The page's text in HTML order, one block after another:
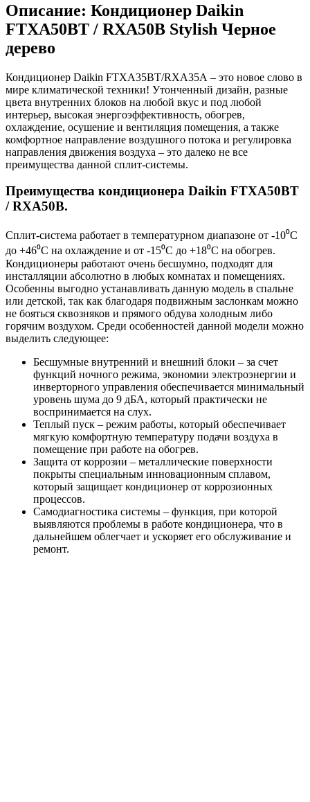
Описание: Кондиционер Daikin
FTXA50BT / RXA50B Stylish Черное
дерево
Кондиционер Daikin FTXA35BT/RXA35A – это новое слово в
мире климатической техники! Утонченный дизайн, разные
цвета внутренних блоков на любой вкус и под любой
интерьер, высокая энергоэффективность, обогрев,
охлаждение, осушение и вентиляция помещения, а также
комфортное направление воздушного потока и регулировка
направления движения воздуха – это далеко не все
преимущества данной сплит-системы.
Преимущества кондиционера Daikin FTXA50BT
/ RXA50B.
Сплит-система работает в температурном диапазоне от -10⁰С
до +46⁰С на охлаждение и от -15⁰С до +18⁰С на обогрев.
Кондиционеры работают очень бесшумно, подходят для
инсталляции абсолютно в любых комнатах и помещениях.
Особенны выгодно устанавливать данную модель в спальне
или детской, так как благодаря подвижным заслонкам можно
не бояться сквозняков и прямого обдува холодным либо
горячим воздухом. Среди особенностей данной модели можно
выделить следующее:
Бесшумные внутренний и внешний блоки – за счет
функций ночного режима, экономии электроэнергии и
инверторного управления обеспечивается минимальный
уровень шума до 9 дБА, который практически не
воспринимается на слух.
Теплый пуск – режим работы, который обеспечивает
мягкую комфортную температуру подачи воздуха в
помещение при работе на обогрев.
Защита от коррозии – металлические поверхности
покрыты специальным инновационным сплавом,
который защищает кондиционер от коррозионных
процессов.
Самодиагностика системы – функция, при которой
выявляются проблемы в работе кондиционера, что в
дальнейшем облегчает и ускоряет его обслуживание и
ремонт.